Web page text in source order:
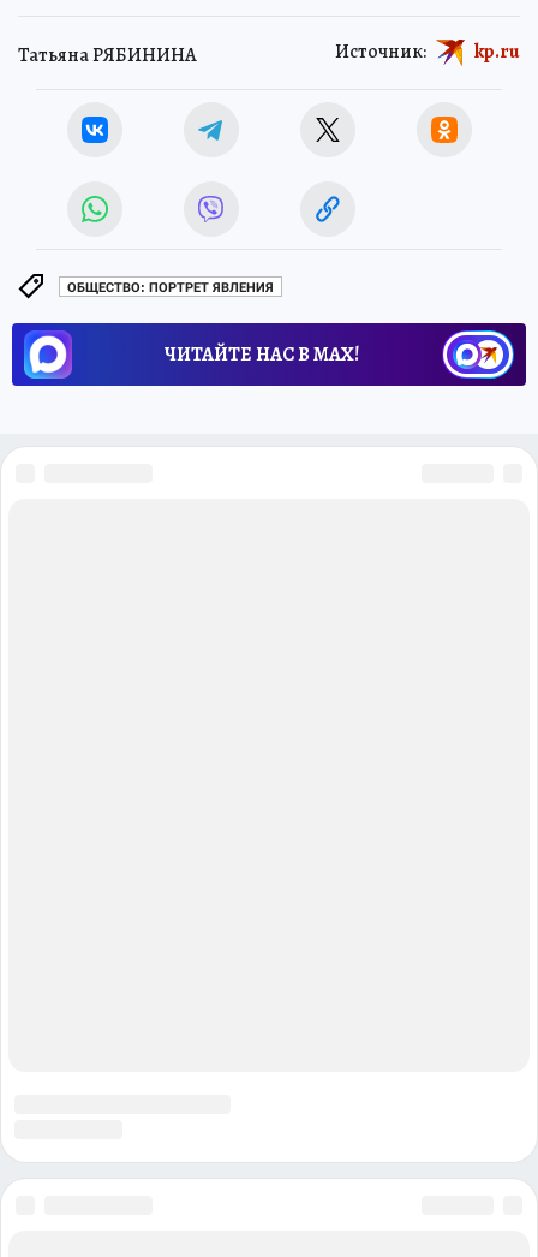
Татьяна РЯБИНИНА Источник: kp.ru
ОБЩЕСТВО: ПОРТРЕТ ЯВЛЕНИЯ
ЧИТАЙТЕ НАС В МАХ!